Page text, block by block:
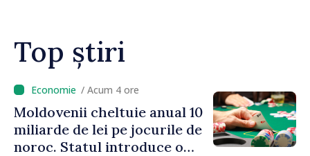
Top știri
/ Acum 3 ore
Energocom: Deficit de
energie electrică în orele de
vârf; consumatorii sunt